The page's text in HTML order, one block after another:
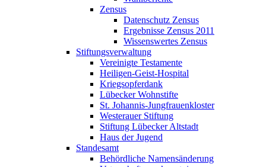
Zensus
Datenschutz Zensus
Ergebnisse Zensus 2011
Wissenswertes Zensus
Stiftungsverwaltung
Vereinigte Testamente
Heiligen-Geist-Hospital
Kriegsopferdank
Lübecker Wohnstifte
St. Johannis-Jungfrauenkloster
Westerauer Stiftung
Stiftung Lübecker Altstadt
Haus der Jugend
Standesamt
Behördliche Namensänderung